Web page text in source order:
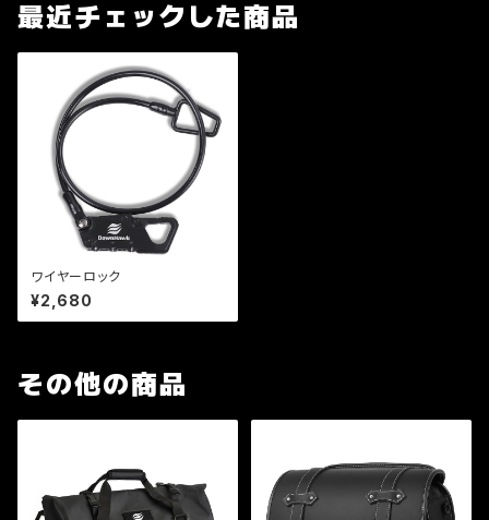
最近チェックした商品
ワイヤーロック
¥2,680
その他の商品